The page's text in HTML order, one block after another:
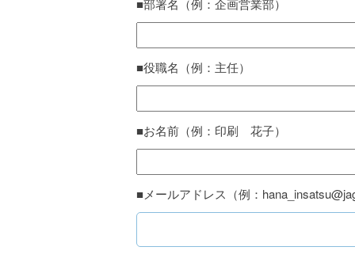
■役職名（例：主任）
■お名前（例：印刷 花子）
■メールアドレス（例：